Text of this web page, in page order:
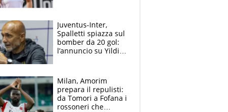
Juventus-Inter,
Spalletti spiazza sul
bomber da 20 gol:
l’annuncio su Yildiz
Milan, Amorim
prepara il repulisti:
da Tomori a Fofana i
rossoneri che